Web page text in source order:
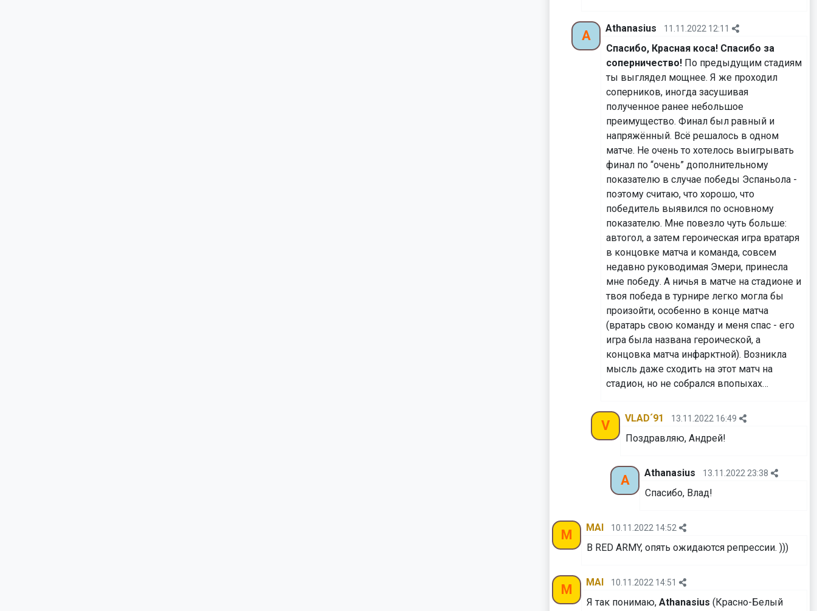
A Athanasius 11.11.2022 12:11
Спасибо, Красная коса! Спасибо за
соперничество! По предыдущим стадиям
ты выглядел мощнее. Я же проходил
соперников, иногда засушивая
полученное ранее небольшое
преимущество. Финал был равный и
напряжённый. Всё решалось в одном
матче. Не очень то хотелось выигрывать
финал по “очень” дополнительному
показателю в случае победы Эспаньола -
поэтому считаю, что хорошо, что
победитель выявился по основному
показателю. Мне повезло чуть больше:
автогол, а затем героическая игра вратаря
в концовке матча и команда, совсем
недавно руководимая Эмери, принесла
мне победу. А ничья в матче на стадионе и
твоя победа в турнире легко могла бы
произойти, особенно в конце матча
(вратарь свою команду и меня спас - его
игра была названа героической, а
концовка матча инфарктной). Возникла
мысль даже сходить на этот матч на
стадион, но не собрался впопыхах…
V VLAD´91 13.11.2022 16:49
Поздравляю, Андрей!
A Athanasius 13.11.2022 23:38
Спасибо, Влад!
M MAI 10.11.2022 14:52
В RED ARMY, опять ожидаются репрессии. )))
M MAI 10.11.2022 14:51
Я так понимаю, Athanasius (Красно-Белый